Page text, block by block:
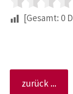
[Gesamt: 0
zurück ...